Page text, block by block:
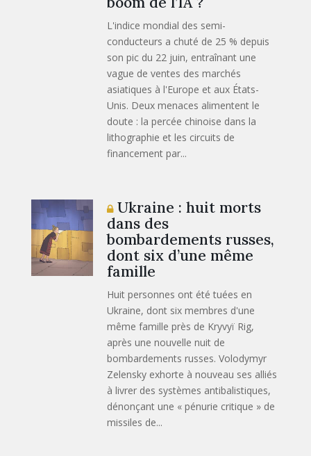
L'indice mondial des semi-
conducteurs a chuté de 25 % depuis
son pic du 22 juin, entraînant une
vague de ventes des marchés
asiatiques à l'Europe et aux États-
Unis. Deux menaces alimentent le
doute : la percée chinoise dans la
lithographie et les circuits de
financement par...
Ukraine : huit morts
dans des
bombardements russes,
dont six d’une même
famille
Huit personnes ont été tuées en
Ukraine, dont six membres d'une
même famille près de Kryvyï Rig,
après une nouvelle nuit de
bombardements russes. Volodymyr
Zelensky exhorte à nouveau ses alliés
à livrer des systèmes antibalistiques,
dénonçant une « pénurie critique » de
missiles de...